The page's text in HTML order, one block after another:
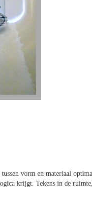
vorm en materiaal
krijgt. Tekens in de